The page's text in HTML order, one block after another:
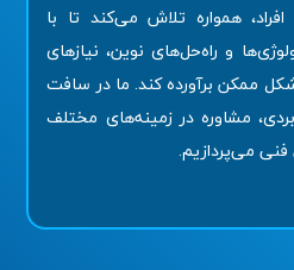
همواره تلاش می‌کند تا با
و راه‌حل‌های نوین، نیازهای
ممکن برآورده کند. ما در سافت
مشاوره در زمینه‌های مختلف
فنی می‌پردازیم.